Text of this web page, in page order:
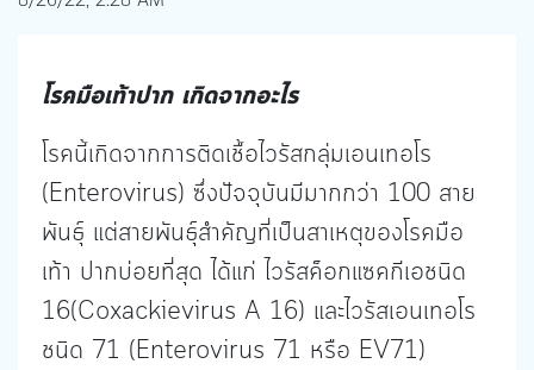
โรคมือเท้าปาก เกิดจากอะไร
โรคนี้เกิดจากการติดเชื้อไวรัสกลุ่มเอนเทอโร
(Enterovirus) ซึ่งปัจจุบันมีมากกว่า 100 สาย
พันธุ์ แต่สายพันธุ์สำคัญที่เป็นสาเหตุของโรคมือ
เท้า ปากบ่อยที่สุด ได้แก่ ไวรัสค็อกแซคกีเอชนิด
16(Coxackievirus A 16) และไวรัสเอนเทอโร
ชนิด 71 (Enterovirus 71 หรือ EV71)